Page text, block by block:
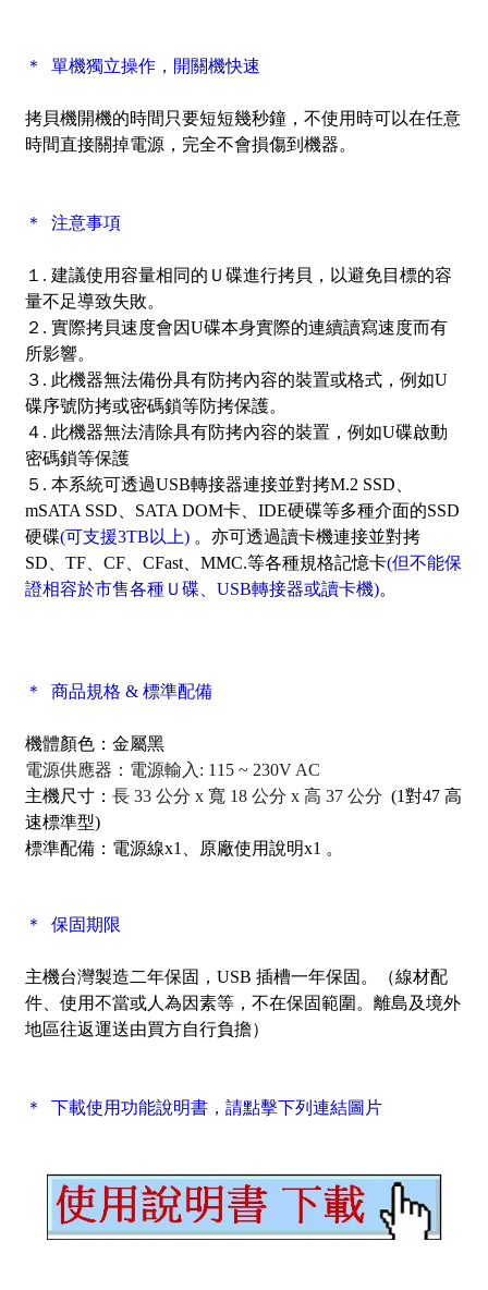
＊ 單機獨立操作，開關機快速
拷貝機開機的時間只要短短幾秒鐘，不使用時可以在任意
時間直接關掉電源，完全不會損傷到機器。
＊ 注意事項
１. 建議使用容量相同的Ｕ碟進行拷貝，以避免目標的容
量不足導致失敗。
２. 實際拷貝速度會因U碟本身實際的連續讀寫速度而有
所影響。
３. 此機器無法備份具有防拷內容的裝置或格式，例如U
碟序號防拷或密碼鎖等防拷保護。
４. 此機器無法清除具有防拷內容的裝置，例如U碟啟動
密碼鎖等保護
５. 本系統可透過USB轉接器連接並對拷M.2 SSD、
mSATA SSD、SATA DOM卡、IDE硬碟等多種介面的SSD
硬碟(可支援3TB以上)。亦可透過讀卡機連接並對拷
SD、TF、CF、CFast、MMC.等各種規格記憶卡(但不能保
證相容於市售各種Ｕ碟、USB轉接器或讀卡機)。
＊ 商品規格 & 標準配備
機體顏色：金屬黑
電源供應器：電源輸入: 115 ~ 230V AC
主機尺寸： 長 33 公分 x 寬 18 公分 x 高 37 公分 (1對47 高
速標準型)
標準配備： 電源線x1、原廠使用說明x1 。
＊ 保固期限
主機台灣製造二年保固，USB 插槽一年保固。
（線材配
件、使用不當或人為因素等，不在保固範圍。離島及境外
地區往返運送由買方自行負擔）
＊ 下載使用功能說明書，請點擊下列連結圖片